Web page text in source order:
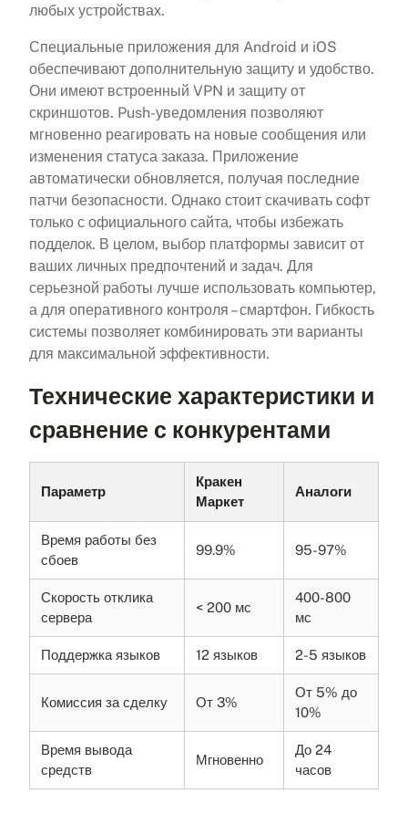
любых устройствах.
Специальные приложения для Android и iOS
обеспечивают дополнительную защиту и удобство.
Они имеют встроенный VPN и защиту от
скриншотов. Push-уведомления позволяют
мгновенно реагировать на новые сообщения или
изменения статуса заказа. Приложение
автоматически обновляется, получая последние
патчи безопасности. Однако стоит скачивать софт
только с официального сайта, чтобы избежать
подделок. В целом, выбор платформы зависит от
ваших личных предпочтений и задач. Для
серьезной работы лучше использовать компьютер,
а для оперативного контроля – смартфон. Гибкость
системы позволяет комбинировать эти варианты
для максимальной эффективности.
Технические характеристики и
сравнение с конкурентами
Параметр
Кракен
Маркет
Аналоги
Время работы без
сбоев
99.9% 95-97%
Скорость отклика
сервера
< 200 мс
400-800
мс
Поддержка языков 12 языков 2-5 языков
Комиссия за сделку От 3%
От 5% до
10%
Время вывода
средств
Мгновенно
До 24
часов